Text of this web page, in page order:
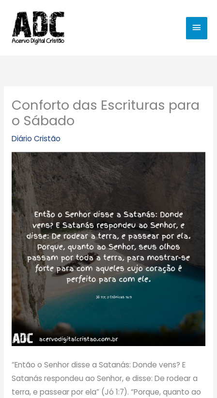
para
conteúdo
Conforto das Escrituras para
o Sábado
Diário Cristão
“Então o Senhor disse a Satanás: Donde vens? E
Satanás respondeu ao Senhor, e disse: De rodear a
terra, e passear por ela” (Jó 1:7). “Porque, quanto ao